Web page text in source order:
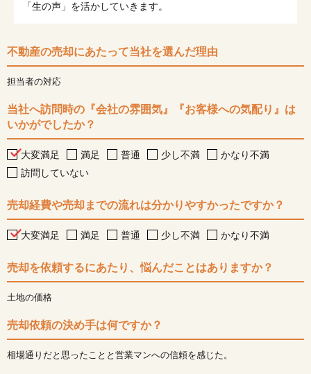
「生の声」を活かしていきます。
不動産の売却にあたって当社を選んだ理由
担当者の対応
当社へ訪問時の『会社の雰囲気』『お客様への気配り』は
いかがでしたか？
大変満足 満足 普通 少し不満
かなり不満
訪問していない
売却経費や売却までの流れは分かりやすかったですか？
大変満足 満足 普通 少し不満 かなり不満
売却を依頼するにあたり、悩んだことはありますか？
土地の価格
売却依頼の決め手は何ですか？
相場通りだと思ったことと営業マンへの信頼を感じた。